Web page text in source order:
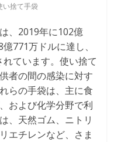
い捨て手袋
、2019年に102億
771万ドルに達し、
れています。使い捨て
者の間の感染に対す
らの手袋は、主に食
および化学分野で利
、天然ゴム、ニトリ
エチレンなど、さま